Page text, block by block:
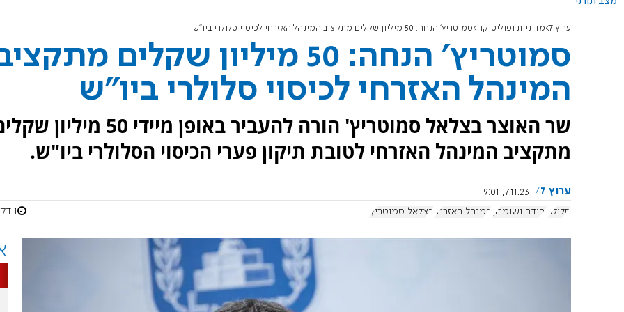
ערוץ 7 מדיניות ופוליטיקה סמוטריץ׳ הנחה: 50 מיליון שקלים מתקציב המינהל האזרחי לכיסוי סלולרי ביו"ש
סמוטריץ׳ הנחה: 50 מיליון שקלים
המינהל האזרחי לכיסוי סלולרי ביו"ש
שר האוצר בצלאל סמוטריץ' הורה להעביר באופן מיידי 50
מתקציב המינהל האזרחי לטובת תיקון פערי הכיסוי הסלולרי ביו"ש.
ערוץ 7
7.11.23, 9:01
סלולר
יהודה ושומרון המנהל האזרחי בצלאל סמוטריץ' 1 דקות